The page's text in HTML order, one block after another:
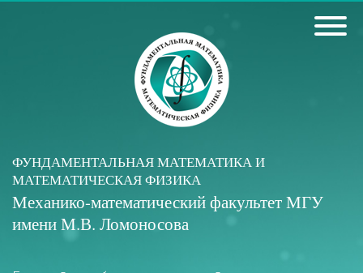
ФУНДАМЕНТАЛЬНАЯ МАТЕМАТИКА И
МАТЕМАТИЧЕСКАЯ ФИЗИКА
Механико-математический факультет МГУ
имени М.В. Ломоносова